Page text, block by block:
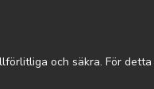
och säkra. För